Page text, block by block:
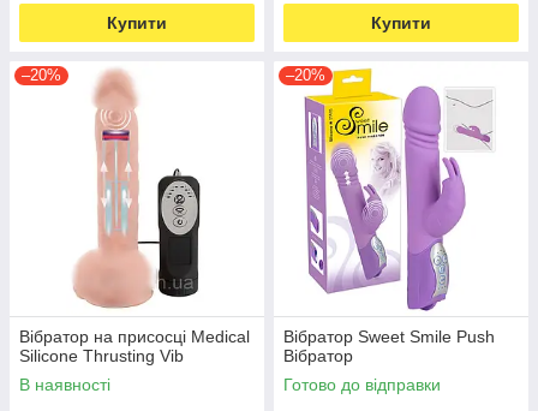
Купити Купити
–20%
Вібратор на присосці Medical
Silicone Thrusting Vib
В наявності
–20%
Вібратор Sweet Smile Push
Вібратор
Готово до відправки